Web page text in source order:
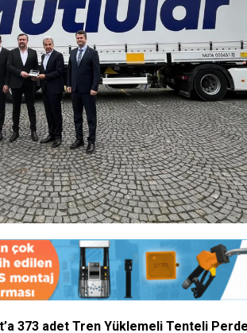
373 adet Tren Yüklemeli Tenteli